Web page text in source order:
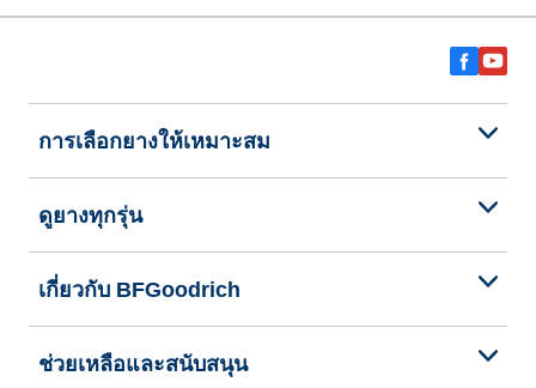
การเลือกยางให้เหมาะสม
ดูยางทุกรุ่น
เกี่ยวกับ BFGoodrich
ช่วยเหลือและสนับสนุน